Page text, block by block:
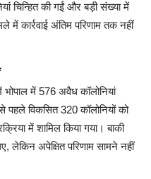
चिन्हित की गईं और बड़ी संख्या में
कार्रवाई अंतिम परिणाम तक नहीं
में 576 अवैध कॉलोनियां
पहले विकसित 320 कॉलोनियों को
में शामिल किया गया। बाकी
लेकिन अपेक्षित परिणाम सामने नहीं